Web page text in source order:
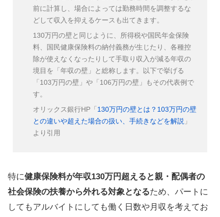
前に計算し、場合によっては勤務時間を調整するな
どして収入を抑えるケースも出てきます。
130万円の壁と同じように、所得税や国民年金保険
料、国民健康保険料の納付義務が生じたり、各種控
除が使えなくなったりして手取り収入が減る年収の
境目を「年収の壁」と総称します。以下で挙げる
「103万円の壁」や「106万円の壁」もその代表例で
す。
オリックス銀行HP「 130万円の壁とは？103万円の壁
との違いや超えた場合の扱い、手続きなどを解説」
より引用
特に健康保険料が年収130万円超えると親・配偶者の
社会保険の扶養から外れる対象となるため、パートに
してもアルバイトにしても働く日数や月収を考えてお